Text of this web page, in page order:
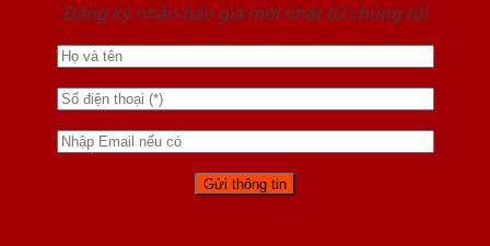
Đăng ký nhận báo giá mới nhất từ chúng tôi